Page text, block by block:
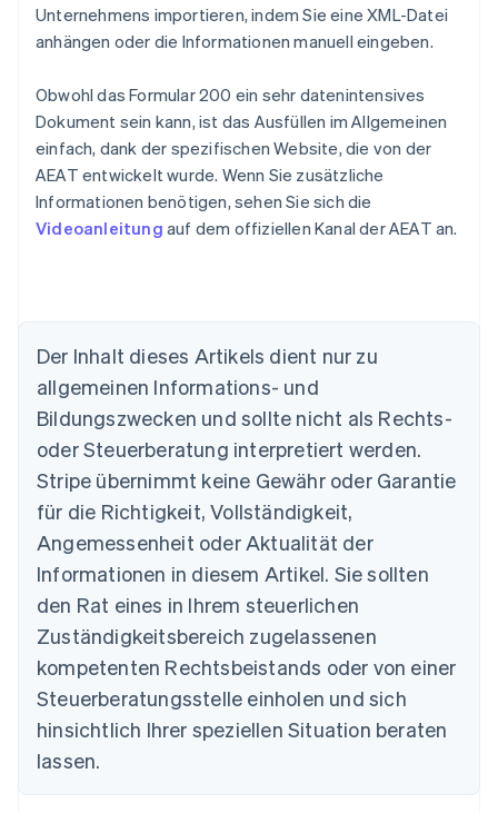
Unternehmens importieren, indem Sie eine XML-Datei
anhängen oder die Informationen manuell eingeben.
Obwohl das Formular 200 ein sehr datenintensives
Dokument sein kann, ist das Ausfüllen im Allgemeinen
einfach, dank der spezifischen Website, die von der
AEAT entwickelt wurde. Wenn Sie zusätzliche
Informationen benötigen, sehen Sie sich die
Videoanleitung auf dem offiziellen Kanal der AEAT an.
Der Inhalt dieses Artikels dient nur zu
allgemeinen Informations- und
Bildungszwecken und sollte nicht als Rechts-
oder Steuerberatung interpretiert werden.
Stripe übernimmt keine Gewähr oder Garantie
für die Richtigkeit, Vollständigkeit,
Angemessenheit oder Aktualität der
Informationen in diesem Artikel. Sie sollten
den Rat eines in Ihrem steuerlichen
Zuständigkeitsbereich zugelassenen
kompetenten Rechtsbeistands oder von einer
Steuerberatungsstelle einholen und sich
hinsichtlich Ihrer speziellen Situation beraten
lassen.
Australien
English
Belgien
Brasilien
PortuguêsEnglish
Bulgarien
English
Dänemark
English
DeutschEnglish
Estland
English
Festlandchina
简体中文 English
Finnland
Frankreich